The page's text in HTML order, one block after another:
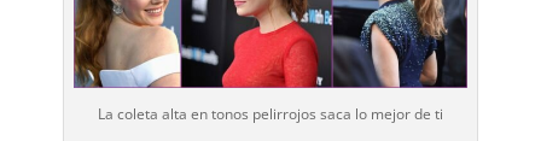
La coleta alta en tonos pelirrojos saca lo mejor de ti